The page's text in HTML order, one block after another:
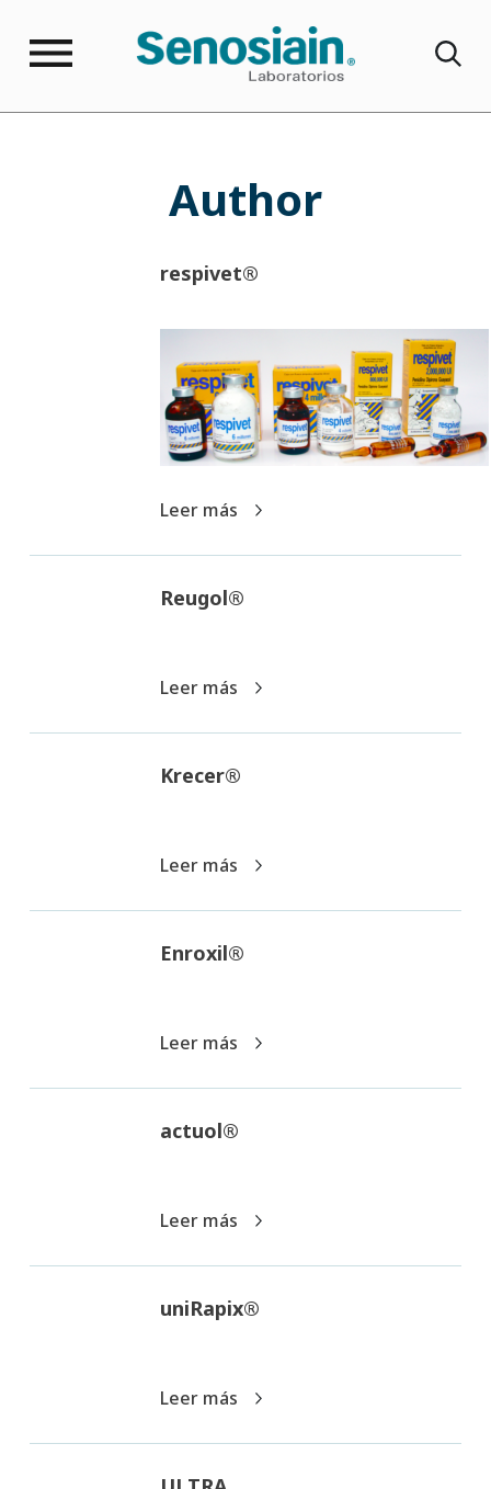
Author
respivet®
Leer más
Reugol®
Leer más
Krecer®
Leer más
Enroxil®
Leer más
actuol®
Leer más
uniRapix®
Leer más